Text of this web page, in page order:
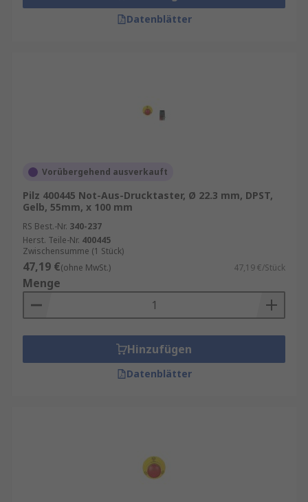
Datenblätter
Vorübergehend ausverkauft
Pilz 400445 Not-Aus-Drucktaster, Ø 22.3 mm, DPST,
Gelb, 55mm, x 100 mm
RS Best.-Nr. 340-237
Herst. Teile-Nr. 400445
Zwischensumme (1 Stück)
47,19 €(ohne MwSt.) 47,19 €/Stück
Menge
Hinzufügen
Datenblätter